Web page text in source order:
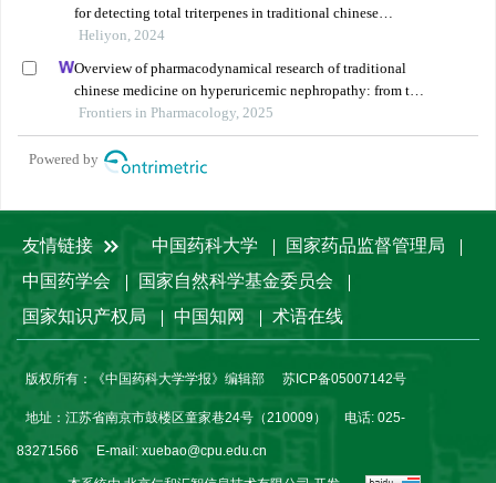
for detecting total triterpenes in traditional chinese
medicine and its application
Heliyon, 2024
Overview of pharmacodynamical research of traditional
chinese medicine on hyperuricemic nephropathy: from the
perspective of dual-regulatory effect on the intestines and
kidneys
Frontiers in Pharmacology, 2025
Powered by
友情链接 中国药科大学
国家药品监督管理局
中国药学会
国家自然科学基金委员会
国家知识产权局
中国知网 术语在线
版权所有：《中国药科大学学报》编辑部 苏ICP备05007142号
地址：江苏省南京市鼓楼区童家巷24号（210009） 电话: 025-
83271566 E-mail: xuebao@cpu.edu.cn